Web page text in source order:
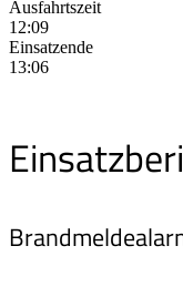
Ausfahrtszeit
12:09
Einsatzende
13:06